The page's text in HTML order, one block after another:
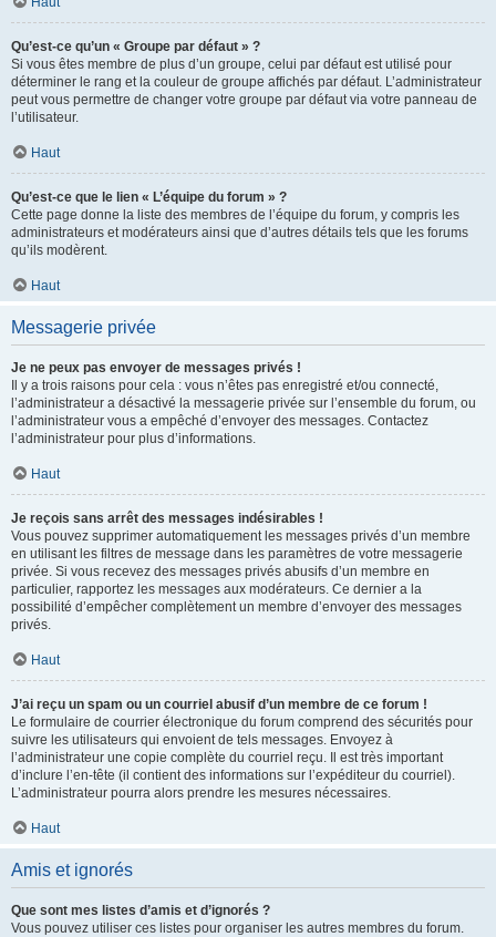
Qu’est-ce qu’un « Groupe par défaut » ?
Si vous êtes membre de plus d’un groupe, celui par défaut est utilisé pour
déterminer le rang et la couleur de groupe affichés par défaut. L’administrateur
peut vous permettre de changer votre groupe par défaut via votre panneau de
l’utilisateur.
Haut
Qu’est-ce que le lien « L’équipe du forum » ?
Cette page donne la liste des membres de l’équipe du forum, y compris les
administrateurs et modérateurs ainsi que d’autres détails tels que les forums
qu’ils modèrent.
Haut
Messagerie privée
Je ne peux pas envoyer de messages privés !
Il y a trois raisons pour cela : vous n’êtes pas enregistré et/ou connecté,
l’administrateur a désactivé la messagerie privée sur l’ensemble du forum, ou
l’administrateur vous a empêché d’envoyer des messages. Contactez
l’administrateur pour plus d’informations.
Haut
Je reçois sans arrêt des messages indésirables !
Vous pouvez supprimer automatiquement les messages privés d’un membre
en utilisant les filtres de message dans les paramètres de votre messagerie
privée. Si vous recevez des messages privés abusifs d’un membre en
particulier, rapportez les messages aux modérateurs. Ce dernier a la
possibilité d’empêcher complètement un membre d’envoyer des messages
privés.
Haut
J’ai reçu un spam ou un courriel abusif d’un membre de ce forum !
Le formulaire de courrier électronique du forum comprend des sécurités pour
suivre les utilisateurs qui envoient de tels messages. Envoyez à
l’administrateur une copie complète du courriel reçu. Il est très important
d’inclure l’en-tête (il contient des informations sur l’expéditeur du courriel).
L’administrateur pourra alors prendre les mesures nécessaires.
Haut
Amis et ignorés
Que sont mes listes d’amis et d’ignorés ?
Vous pouvez utiliser ces listes pour organiser les autres membres du forum.